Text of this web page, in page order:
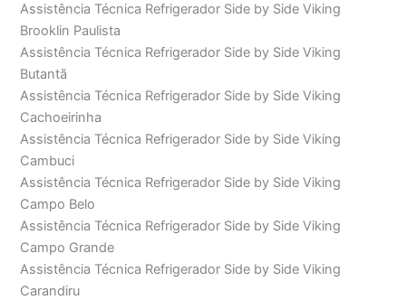
Assistência Técnica Refrigerador Side by Side Viking
Brooklin Paulista
Assistência Técnica Refrigerador Side by Side Viking
Butantã
Assistência Técnica Refrigerador Side by Side Viking
Cachoeirinha
Assistência Técnica Refrigerador Side by Side Viking
Cambuci
Assistência Técnica Refrigerador Side by Side Viking
Campo Belo
Assistência Técnica Refrigerador Side by Side Viking
Campo Grande
Assistência Técnica Refrigerador Side by Side Viking
Carandiru